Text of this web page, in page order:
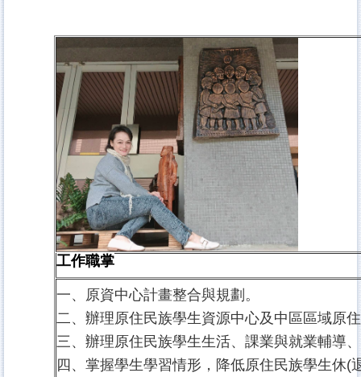
工作職掌
一、原資中心計畫整合與規劃。
二、辦理原住民族學生資源中心及中區區域原
三、辦理原住民族學生生活、課業與就業輔導
四、掌握學生學習情形，降低原住民族學生休(